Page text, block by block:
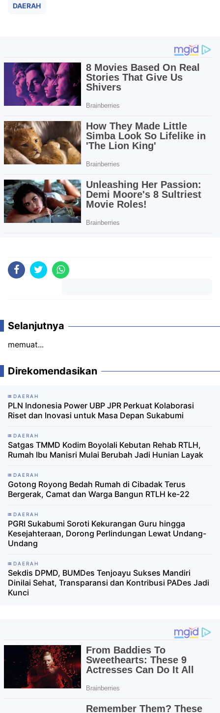
DAERAH
Selanjutnya
memuat...
Direkomendasikan
DAERAH
PLN Indonesia Power UBP JPR Perkuat Kolaborasi
Riset dan Inovasi untuk Masa Depan Sukabumi
DAERAH
Satgas TMMD Kodim Boyolali Kebutan Rehab RTLH,
Rumah Ibu Manisri Mulai Berubah Jadi Hunian Layak
DAERAH
Gotong Royong Bedah Rumah di Cibadak Terus
Bergerak, Camat dan Warga Bangun RTLH ke-22
DAERAH
PGRI Sukabumi Soroti Kekurangan Guru hingga
Kesejahteraan, Dorong Perlindungan Lewat Undang-
Undang
DAERAH
Sekdis DPMD, BUMDes Tenjoayu Sukses Mandiri
Dinilai Sehat, Transparansi dan Kontribusi PADes Jadi
Kunci